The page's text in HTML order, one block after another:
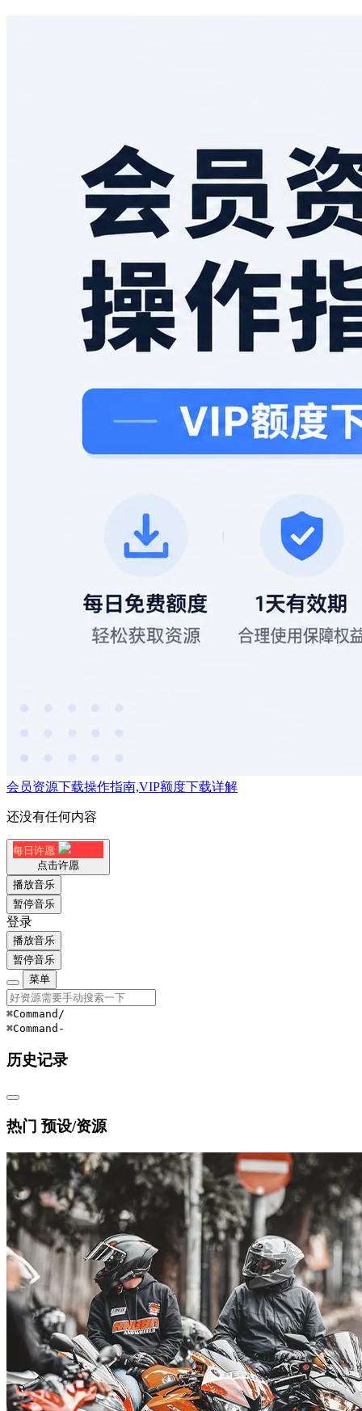
会员资源下载操作指南,VIP额度下载详解
还没有任何内容
每日许愿
点击许愿
播放音乐
暂停音乐
登录
播放音乐
暂停音乐
菜单
⌘Command /
⌘Command -
历史记录
热门 预设/资源